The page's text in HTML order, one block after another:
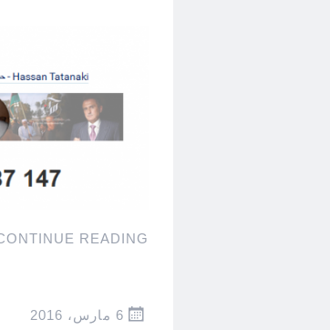
READING
6 مارس، 2016